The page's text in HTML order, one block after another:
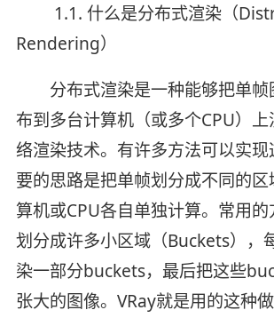
1.1. 什么是分布式渲染（
Rendering）
分布式渲染是一种能够把单帧
布到多台计算机（或多个CPU）
络渲染技术。有许多方法可以实
要的思路是把单帧划分成不同的
算机或CPU各自单独计算。常用
划分成许多小区域（Buckets），
染一部分buckets，最后把这些
张大的图像。VRay就是用的这种